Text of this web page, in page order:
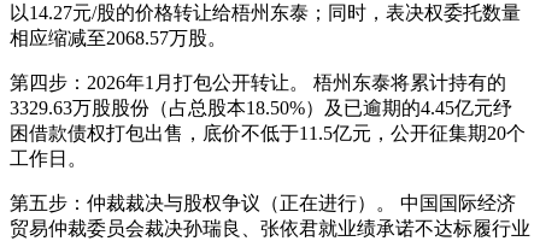
以14.27元/股的价格转让给梧州东泰；同时，表决权委托数量
相应缩减至2068.57万股。
第四步：2026年1月打包公开转让。 梧州东泰将累计持有的
3329.63万股股份（占总股本18.50%）及已逾期的4.45亿元纾
困借款债权打包出售，底价不低于11.5亿元，公开征集期20个
工作日。
第五步：仲裁裁决与股权争议（正在进行）。 中国国际经济
贸易仲裁委员会裁决孙瑞良、张依君就业绩承诺不达标履行业